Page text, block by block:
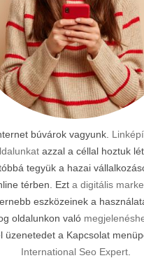
búvárok vagyunk.
azzal a céllal hoztuk
tegyük a hazai
térben. Ezt a digitális
eszközeinek a
oldalunkon való
üzenetedet a Kapcsolat
International Seo Expert.